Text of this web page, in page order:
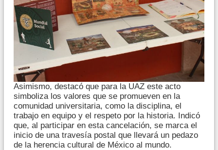
Asimismo, destacó que para la UAZ este acto
simboliza los valores que se promueven en la
comunidad universitaria, como la disciplina, el
trabajo en equipo y el respeto por la historia. Indicó
que, al participar en esta cancelación, se marca el
inicio de una travesía postal que llevará un pedazo
de la herencia cultural de México al mundo.